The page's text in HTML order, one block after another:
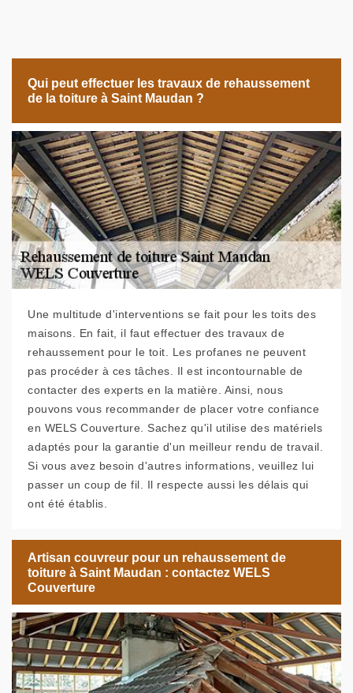
Qui peut effectuer les travaux de rehaussement
de la toiture à Saint Maudan ?
Une multitude d'interventions se fait pour les toits des
maisons. En fait, il faut effectuer des travaux de
rehaussement pour le toit. Les profanes ne peuvent
pas procéder à ces tâches. Il est incontournable de
contacter des experts en la matière. Ainsi, nous
pouvons vous recommander de placer votre confiance
en WELS Couverture. Sachez qu'il utilise des matériels
adaptés pour la garantie d'un meilleur rendu de travail.
Si vous avez besoin d'autres informations, veuillez lui
passer un coup de fil. Il respecte aussi les délais qui
ont été établis.
Artisan couvreur pour un rehaussement de
toiture à Saint Maudan : contactez WELS
Couverture